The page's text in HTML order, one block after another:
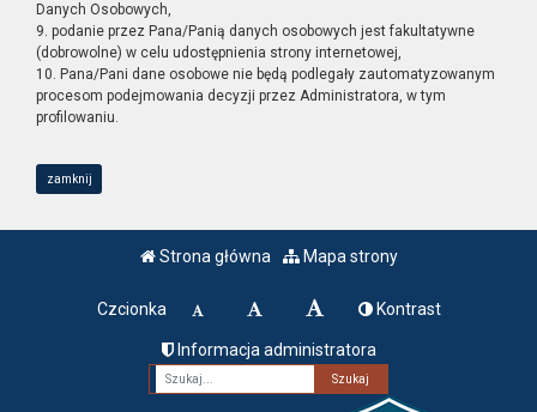
Danych Osobowych,
9. podanie przez Pana/Panią danych osobowych jest fakultatywne
(dobrowolne) w celu udostępnienia strony internetowej,
10. Pana/Pani dane osobowe nie będą podlegały zautomatyzowanym
procesom podejmowania decyzji przez Administratora, w tym
profilowaniu.
zamknij
Strona główna Mapa strony
Czcionka Kontrast
Informacja administratora
Fraza